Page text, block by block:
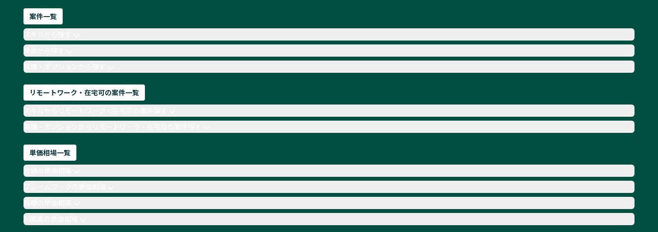
案件一覧
単価から探す
職種・ポジションから探す
リモートワーク・在宅可の案件一覧
職種・ポジションからリモートワーク・在宅可の案件探す
単価相場一覧
職種の単価相場
AI関連の単価相場